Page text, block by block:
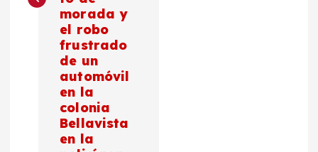
morada y
el robo
frustrado
de un
automóvil
en la
colonia
Bellavista
en la